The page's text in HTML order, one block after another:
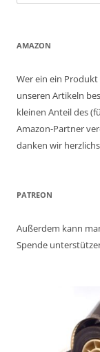
AMAZON
Wer ein ein
unseren Artikeln
kleinen Anteil des
Amazon-Partner
danken wir
PATREON
Außerdem kann
Spende